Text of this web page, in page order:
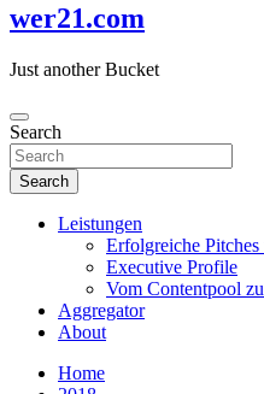
wer21.com
Just another Bucket
Search
Search
Leistungen
Erfolgreiche
Executive Profile
Vom Contentpool
Aggregator
About
Home